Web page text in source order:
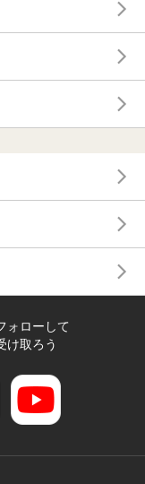
ォローして
け取ろう